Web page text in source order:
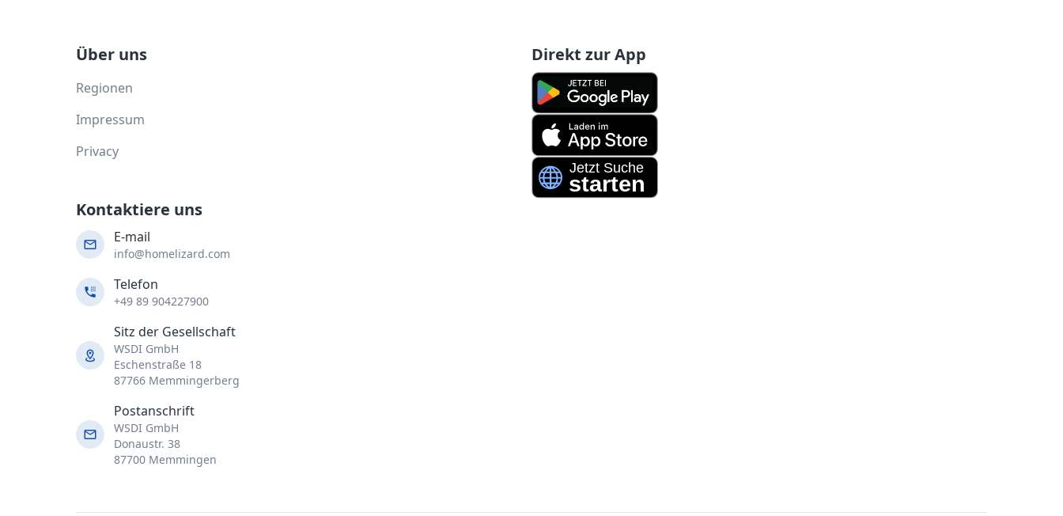
Über uns
Regionen
Impressum
Privacy
Direkt zur App
Kontaktiere uns
E-mail
info@homelizard.com
Telefon
+49 89 904227900
Sitz der Gesellschaft
WSDI GmbH
Eschenstraße 18
87766 Memmingerberg
Postanschrift
WSDI GmbH
Donaustr. 38
87700 Memmingen